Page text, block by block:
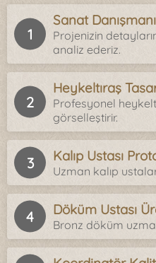
Sanat
Projenizin
analiz ederiz.
Heykeltıraş
Profesyonel
görselleştirir.
Kalıp Ustası
Uzman kalıp
Döküm Ustası
Bronz döküm